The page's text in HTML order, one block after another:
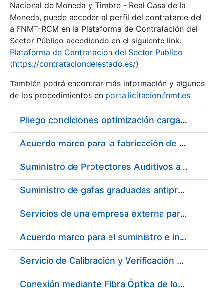
Erakutsi/Ezkutatu
Erakutsi/Ezkutatu
Nacional de Moneda y Timbre - Real Casa de la
Moneda, puede acceder al perfil del contratante del
a FNMT-RCM en la Plataforma de Contratación del
Sector Público accediendo en el siguiente link:
Plataforma de Contratación del Sector Público
(https://contrataciondelestado.es/)
También podrá encontrar más información y algunos
de los procedimientos en portallicitacion.fnmt.es
Pliego condiciones optimización cargas compras firmado
Acuerdo marco para la fabricación de piezas
Suministro de Protectores Auditivos a medida para las personas trabajadoras de los Centros de Trabajo de Madrid y Burgos
Suministro de gafas graduadas antiproyecciones para los trabajadores de la FNMT-RCM en los centros de trabajo de Madrid y Burgos
Servicios de una empresa externa para el asesoramiento y resolución de los recursos de alzada que se presentan relacionados con procesos de selección para la FNMT-RCM
Acuerdo marco para el suministro e instalación de persianas, estores y otros complementos
Servicio de Calibración y Verificación Externa de los Equipos de Medición del Servicio de Prevención de la FNMT-RCM
Conexión mediante Fibra Óptica de los Centros de Proceso de Datos (CPDs) de las sedes de la FNMT-RCM de Burgos y Madrid